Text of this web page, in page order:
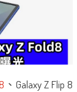
、Galaxy Z Flip 8